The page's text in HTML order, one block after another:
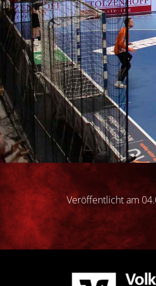
Veröffentlicht am